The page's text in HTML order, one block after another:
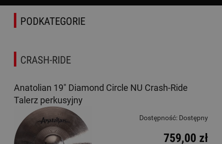
PODKATEGORIE
CRASH-RIDE
Anatolian 19" Diamond Circle NU Crash-Ride
Talerz perkusyjny
Dostępność: Dostępny
759,00 zł